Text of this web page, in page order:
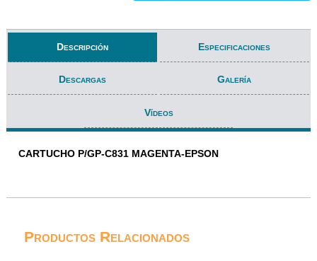
Descripción Especificaciones
Descargas Galería
Vídeos
CARTUCHO P/GP-C831 MAGENTA-EPSON
Productos Relacionados